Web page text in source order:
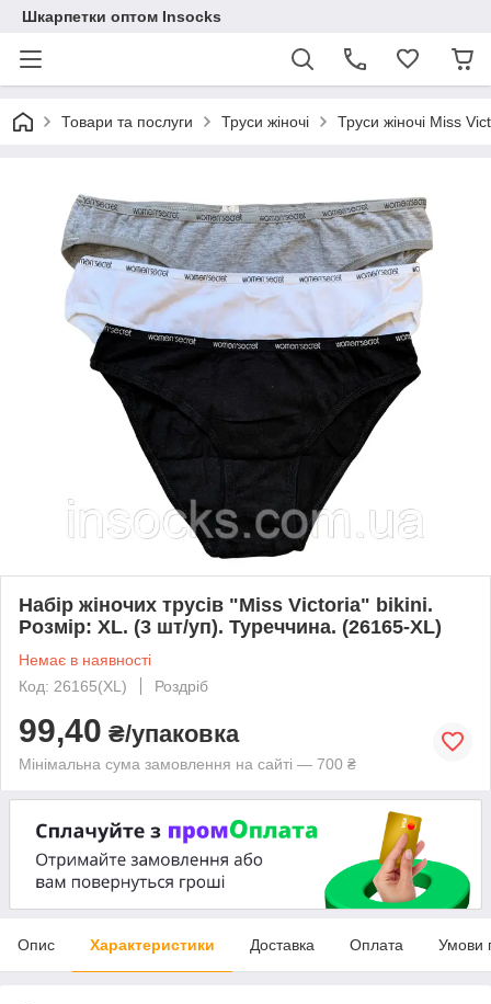
Шкарпетки оптом Insocks
Товари та послуги Труси жіночі Труси жіночі Miss
Набір жіночих трусів "Miss Victoria" bikini.
Розмір: XL. (3 шт/уп). Туреччина. (26165-XL)
Немає в наявності
Код: 26165(XL)
Роздріб
99,40 ₴/упаковка
Мінімальна сума замовлення на сайті — 700 ₴
Опис Характеристики Доставка Оплата Умови